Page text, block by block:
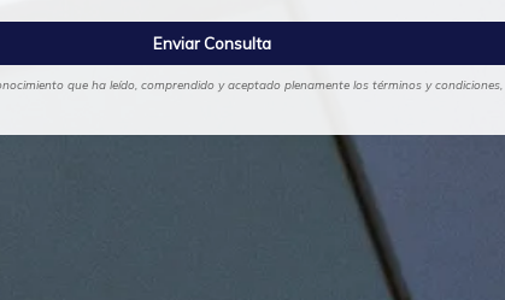
que ha leído, comprendido y aceptado plenamente los términos y